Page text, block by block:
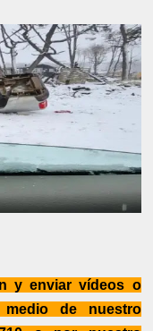
y enviar vídeos o
de nuestro